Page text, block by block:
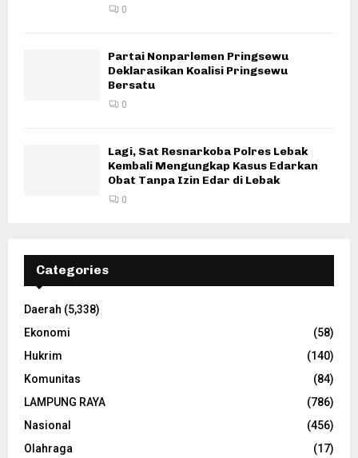
0
Partai Nonparlemen Pringsewu
Deklarasikan Koalisi Pringsewu
Bersatu
0
Lagi, Sat Resnarkoba Polres Lebak
Kembali Mengungkap Kasus Edarkan
Obat Tanpa Izin Edar di Lebak
0
Categories
Daerah (5,338)
Ekonomi
(58)
Hukrim
(140)
Komunitas
(84)
LAMPUNG RAYA
(786)
Nasional
(456)
Olahraga
(17)